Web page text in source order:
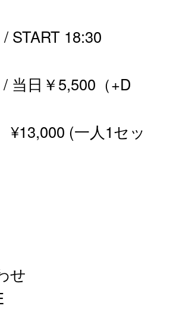
START 18:30
当日￥5,500（+D
(一人1セッ
せ